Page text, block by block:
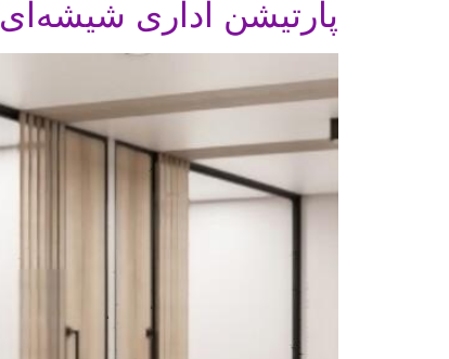
پارتیشن اداری شیشه‌ای